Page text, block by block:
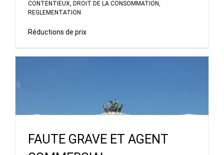
CONTENTIEUX, DROIT DE LA CONSOMMATION,
REGLEMENTATION
Réductions de prix
FAUTE GRAVE ET AGENT